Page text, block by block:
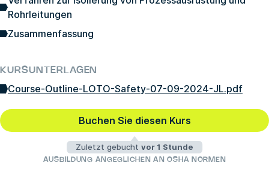
Rohrleitungen
Zusammenfassung
KURSUNTERLAGEN
Course-Outline-LOTO-Safety-07-09-2024-JL.pdf
Buchen Sie diesen Kurs
Zuletzt gebucht vor 1 Stunde
AUSBILDUNG ANGEGLICHEN AN OSHA NORMEN